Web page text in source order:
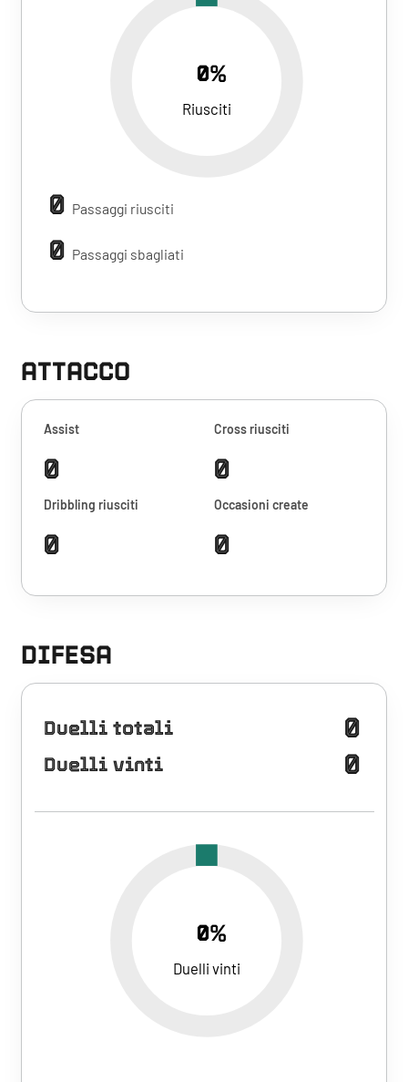
0%
Riusciti
0 Passaggi riusciti
0 Passaggi sbagliati
ATTACCO
Assist
0
Cross riusciti
0
Dribbling riusciti
0
Occasioni create
0
DIFESA
Duelli totali 0
Duelli vinti 0
0%
Duelli vinti